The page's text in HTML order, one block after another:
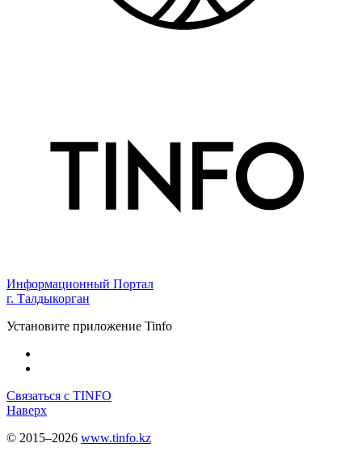
Информационный Портал
г. Талдыкорган
Установите приложение Tinfo
Связаться с TINFO
Наверх
© 2015–2026 www.tinfo.kz